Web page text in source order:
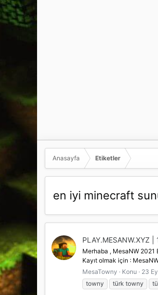
Anasayfa Etiketler
en iyi minecraft
PLAY.MESANW.XYZ
Merhaba , MesaNW 2021
Kayıt olmak için :
MesaTowny
Konu 23
towny
türk towny